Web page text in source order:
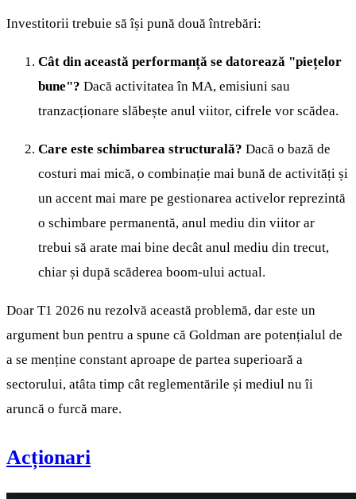
Investitorii trebuie să își pună două întrebări:
Cât din această performanță se datorează "piețelor
bune"? Dacă activitatea în MA, emisiuni sau
tranzacționare slăbește anul viitor, cifrele vor scădea.
Care este schimbarea structurală? Dacă o bază de
costuri mai mică, o combinație mai bună de activități și
un accent mai mare pe gestionarea activelor reprezintă
o schimbare permanentă, anul mediu din viitor ar
trebui să arate mai bine decât anul mediu din trecut,
chiar și după scăderea boom-ului actual.
Doar T1 2026 nu rezolvă această problemă, dar este un
argument bun pentru a spune că Goldman are potențialul de
a se menține constant aproape de partea superioară a
sectorului, atâta timp cât reglementările și mediul nu îi
aruncă o furcă mare.
Acționari